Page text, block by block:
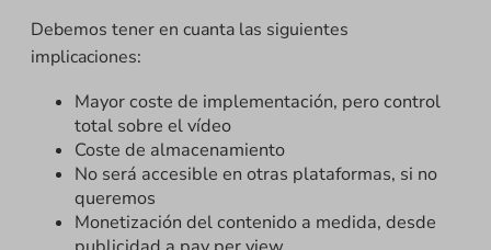
Debemos tener en cuanta las siguientes
implicaciones:
Mayor coste de implementación, pero control
total sobre el vídeo
Coste de almacenamiento
No será accesible en otras plataformas, si no
queremos
Monetización del contenido a medida, desde